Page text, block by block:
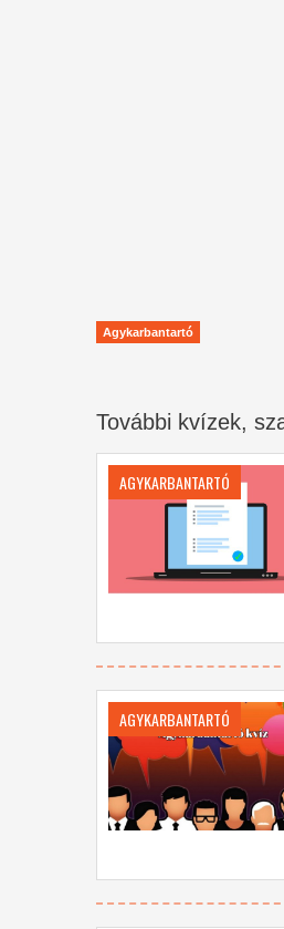
Agykarbantartó
További kvízek,
AGYKARBANTARTÓ
AGYKARBANTARTÓ